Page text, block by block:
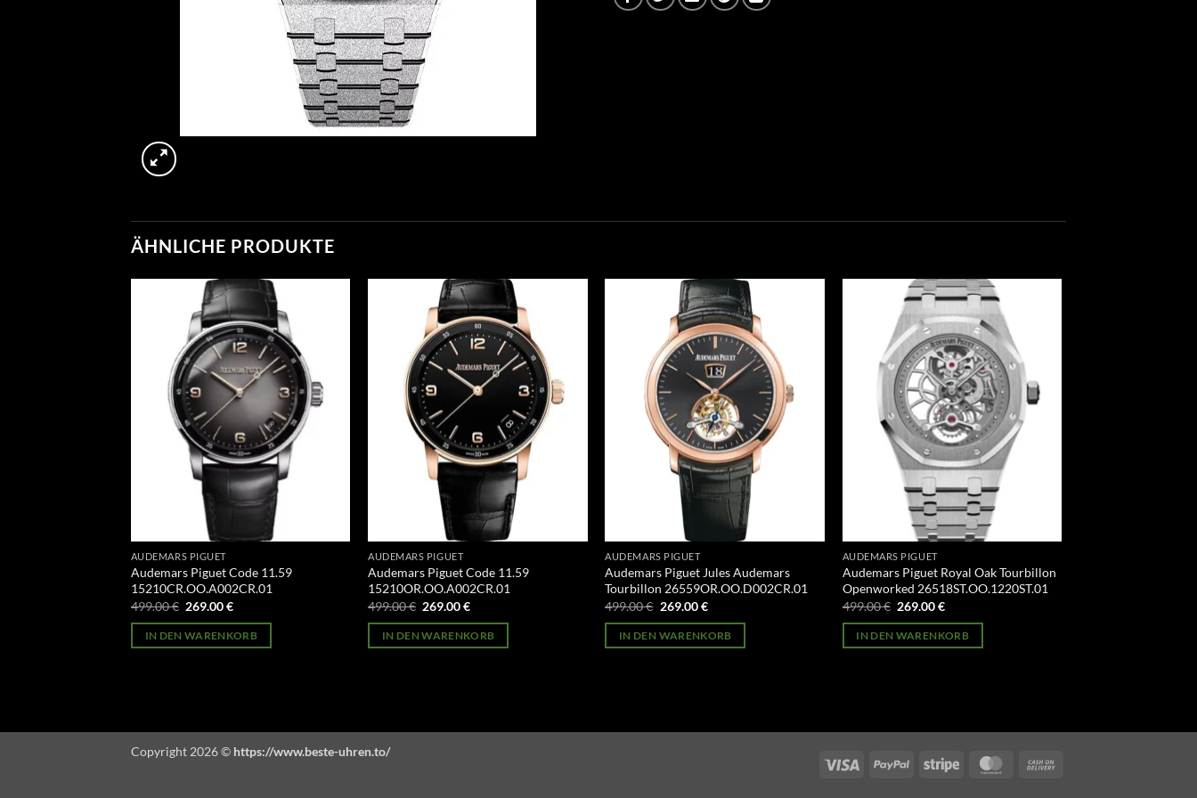
ÄHNLICHE PRODUKTE
AUDEMARS PIGUET
Audemars Piguet Code 11.59
15210CR.OO.A002CR.01
499.00€ Ursprünglicher
war:
499.00 €
269.00€Aktueller
ist:
269.00 €.
IN DEN WARENKORB
AUDEMARS PIGUET
Audemars Piguet Code 11.59
15210OR.OO.A002CR.01
499.00€ Ursprünglicher
war:
499.00 €
269.00€Aktueller
ist:
269.00 €.
IN DEN WARENKORB
AUDEMARS PIGUET
Audemars Piguet Jules Audemars
Tourbillon 26559OR.OO.D002CR.01
499.00€ Ursprünglicher
war:
499.00 €
269.00€Aktueller
ist:
269.00 €.
IN DEN WARENKORB
AUDEMARS PIGUET
Audemars Piguet Royal Oak Tourbillon
Openworked 26518ST.OO.1220ST.01
499.00€ Ursprünglicher
war:
499.00 €
269.00€Aktueller
ist:
269.00 €.
IN DEN WARENKORB
Visa PayPal Stripe MasterCard
Copyright 2026 © https://www.beste-uhren.to/